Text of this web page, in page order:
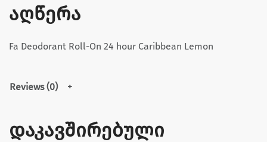
აღწერა
Fa Deodorant Roll-On 24 hour Caribbean Lemon
Reviews (0)
დაკავშირებული